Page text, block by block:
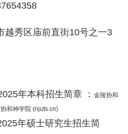
区庙前直街10号之一3
年本科招生简章 ：金陵协和
和神学院 (njuts.cn)
年硕士研究生招生简